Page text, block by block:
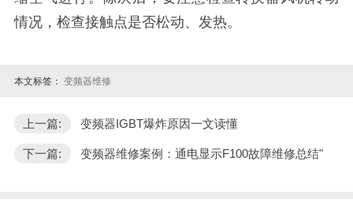
情况，检查接触点是否松动、发热。
本文标签： 变频器维修
上一篇: 变频器IGBT爆炸原因一文读懂
下一篇: 变频器维修案例：通电显示F100故障维修总结"